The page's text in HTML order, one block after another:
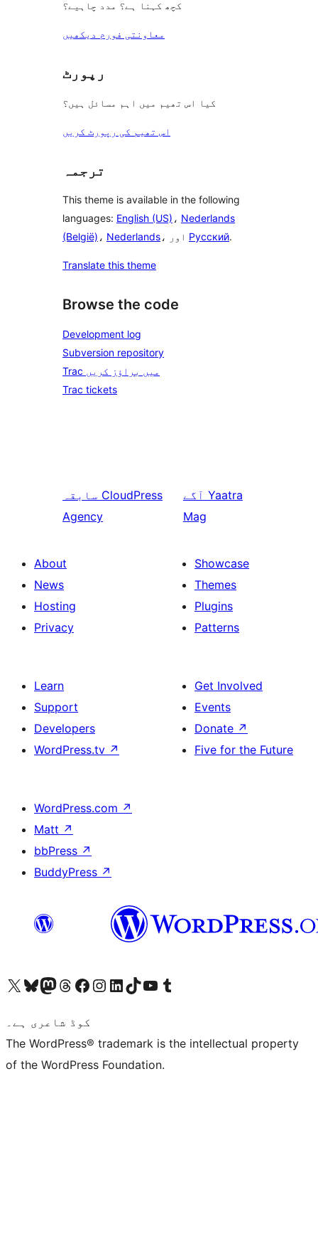
کچھ کہنا ہے؟ مدد چاہیے؟
معاونتی فورم دیکھیں
رپورٹ
کیا اس تھیم میں اہم مسائل ہیں؟
اس تھیم کی رپورٹ کریں
ترجمہ
This theme is available in the following
languages: English (US) ، Nederlands
(België) ، Nederlands Русский.
Translate this theme
Browse the code
Development log
Subversion repository
Trac میں براؤز کریں
Trac tickets
سابقہ CloudPress
Agency
آگے Yaatra
Mag
About
News
Hosting
Privacy
Showcase
Themes
Plugins
Patterns
Learn
Support
Developers
WordPress.tv ↗
Get Involved
Events
Donate ↗
Five for the Future
WordPress.com ↗
Matt ↗
bbPress ↗
BuddyPress ↗
Visit our X (formerly Twitter) account
ہمارے بلیواسکائی اکاؤنٹ پر جائیں
Visit our Mastodon account
ہمارے ٹھریڈز اکاؤنٹ پر جائیں
Visit our Facebook page
Visit our Instagram account
Visit our LinkedIn account
ہمارے ٹک ٹاک اکاؤنٹ پر جائیں
Visit our YouTube channel
ہمارے ٹمبلر اکاؤنٹ پر جائیں
کوڈ شاعری ہے۔
The WordPress® trademark is the intellectual property
of the WordPress Foundation.